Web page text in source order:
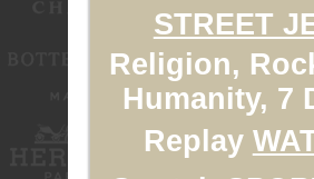
STREET
Religion,
Humanity, 7
Replay